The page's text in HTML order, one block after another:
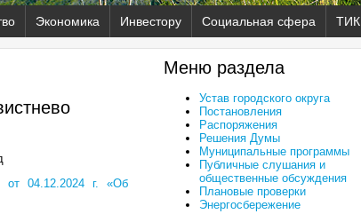
Экономика Инвестору Социальная сфера ТИК
от 04.12.2024 г. «Об
Меню раздела
Устав городского округа
Постановления
Распоряжения
Решения Думы
Муниципальные программы
Публичные слушания и
общественные обсуждения
Плановые проверки
Энергосбережение